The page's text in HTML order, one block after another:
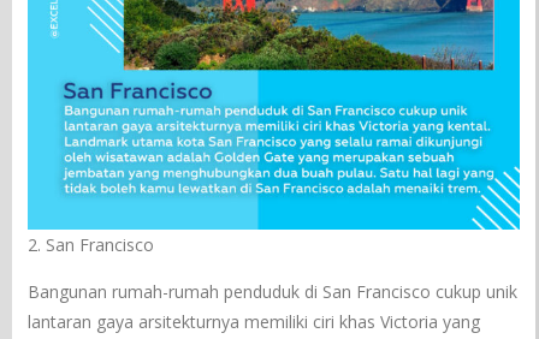
2. San Francisco
Bangunan rumah-rumah penduduk di San Francisco cukup unik
lantaran gaya arsitekturnya memiliki ciri khas Victoria yang